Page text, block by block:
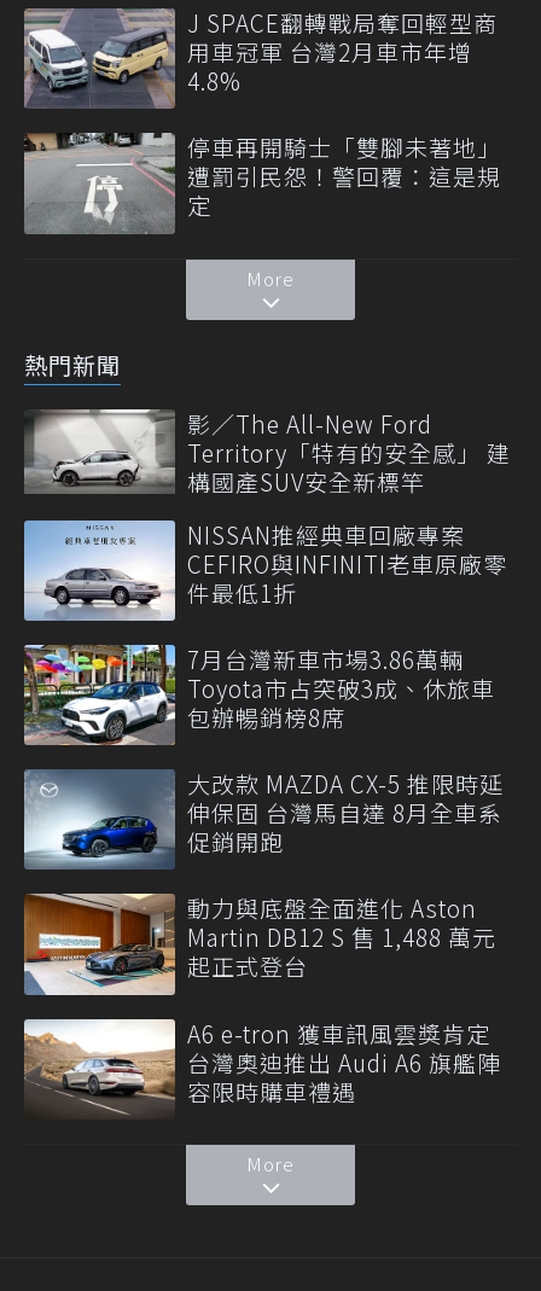
J SPACE翻轉戰局奪回輕型商
用車冠軍 台灣2月車市年增
4.8%
停車再開騎士「雙腳未著地」
遭罰引民怨！警回覆：這是規
定
More
熱門新聞
影／The All-New Ford
Territory「特有的安全感」 建
構國產SUV安全新標竿
NISSAN推經典車回廠專案
CEFIRO與INFINITI老車原廠零
件最低1折
7月台灣新車市場3.86萬輛
Toyota市占突破3成、休旅車
包辦暢銷榜8席
大改款 MAZDA CX-5 推限時延
伸保固 台灣馬自達 8月全車系
促銷開跑
動力與底盤全面進化 Aston
Martin DB12 S 售 1,488 萬元
起正式登台
A6 e-tron 獲車訊風雲獎肯定
台灣奧迪推出 Audi A6 旗艦陣
容限時購車禮遇
More